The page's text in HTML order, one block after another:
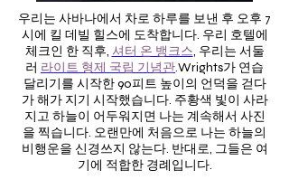
우리는 사바나에서 차로 하루를 보낸 후 오후 7
시에 킬 데빌 힐스에 도착합니다. 우리 호텔에
체크인 한 직후, 셔터 온 뱅크스, 우리는 서둘
러 라이트 형제 국립 기념관.Wrights가 연습
달리기를 시작한 90피트 높이의 언덕을 걷다
가 해가 지기 시작했습니다. 주황색 빛이 사라
지고 하늘이 어두워지면 나는 계속해서 사진
을 찍습니다. 오랜만에 처음으로 나는 하늘의
비행운을 신경쓰지 않는다. 반대로, 그들은 여
기에 적합한 경례입니다.